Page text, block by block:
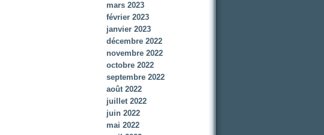
mars 2023
février 2023
janvier 2023
décembre 2022
novembre 2022
octobre 2022
septembre 2022
août 2022
juillet 2022
juin 2022
mai 2022